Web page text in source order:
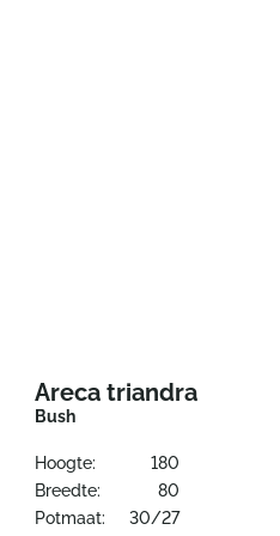
Areca triandra
Bush
Hoogte:
180
Breedte:
80
Potmaat:
30/27